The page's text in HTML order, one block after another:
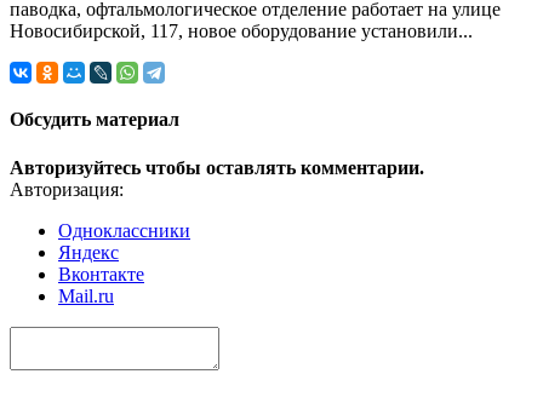
паводка, офтальмологическое отделение работает на улице
Новосибирской, 117, новое оборудование установили...
Обсудить материал
Авторизуйтесь чтобы оставлять комментарии.
Авторизация:
Одноклассники
Яндекс
Вконтакте
Mail.ru